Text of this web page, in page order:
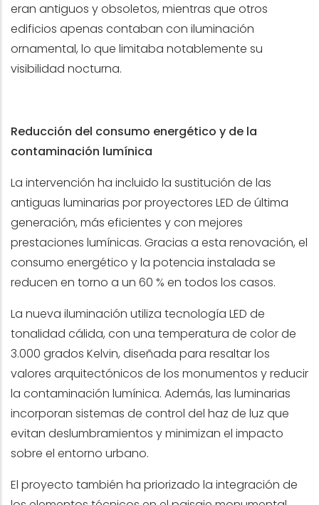
eran antiguos y obsoletos, mientras que otros
edificios apenas contaban con iluminación
ornamental, lo que limitaba notablemente su
visibilidad nocturna.
Reducción del consumo energético y de la
contaminación lumínica
La intervención ha incluido la sustitución de las
antiguas luminarias por proyectores LED de última
generación, más eficientes y con mejores
prestaciones lumínicas. Gracias a esta renovación, el
consumo energético y la potencia instalada se
reducen en torno a un 60 % en todos los casos.
La nueva iluminación utiliza tecnología LED de
tonalidad cálida, con una temperatura de color de
3.000 grados Kelvin, diseñada para resaltar los
valores arquitectónicos de los monumentos y reducir
la contaminación lumínica. Además, las luminarias
incorporan sistemas de control del haz de luz que
evitan deslumbramientos y minimizan el impacto
sobre el entorno urbano.
El proyecto también ha priorizado la integración de